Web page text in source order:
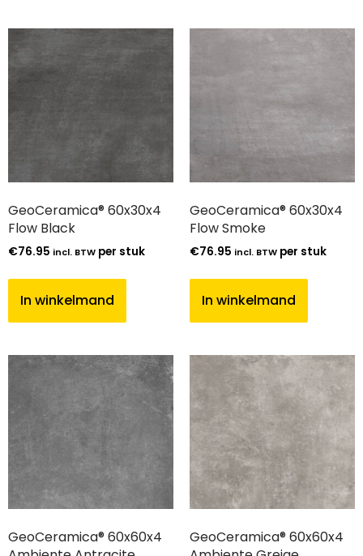
GeoCeramica® 60x30x4
Flow Black
€76.95 incl. BTW per stuk
In winkelmand
GeoCeramica® 60x30x4
Flow Smoke
€76.95 incl. BTW per stuk
In winkelmand
GeoCeramica® 60x60x4
GeoCeramica® 60x60x4